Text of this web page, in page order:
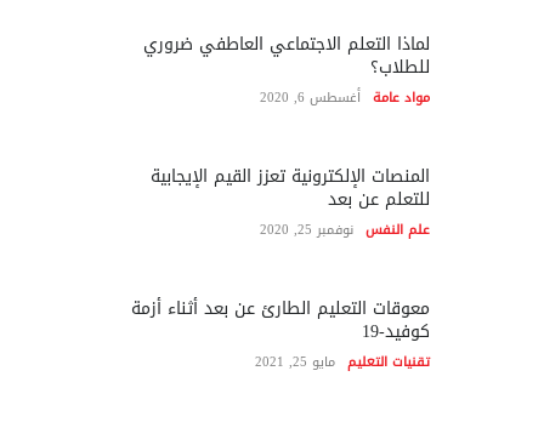
لماذا التعلم الاجتماعي العاطفي ضروري
للطلاب؟
مواد عامة أغسطس 6, 2020
المنصات الإلكترونية تعزز القيم الإيجابية
للتعلم عن بعد
علم النفس نوفمبر 25, 2020
معوقات التعليم الطارئ عن بعد أثناء أزمة
كوفيد-19
تقنيات التعليم مايو 25, 2021